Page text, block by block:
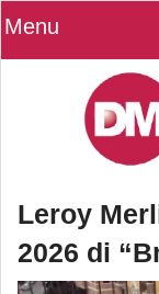
Menu
Leroy
2026 di